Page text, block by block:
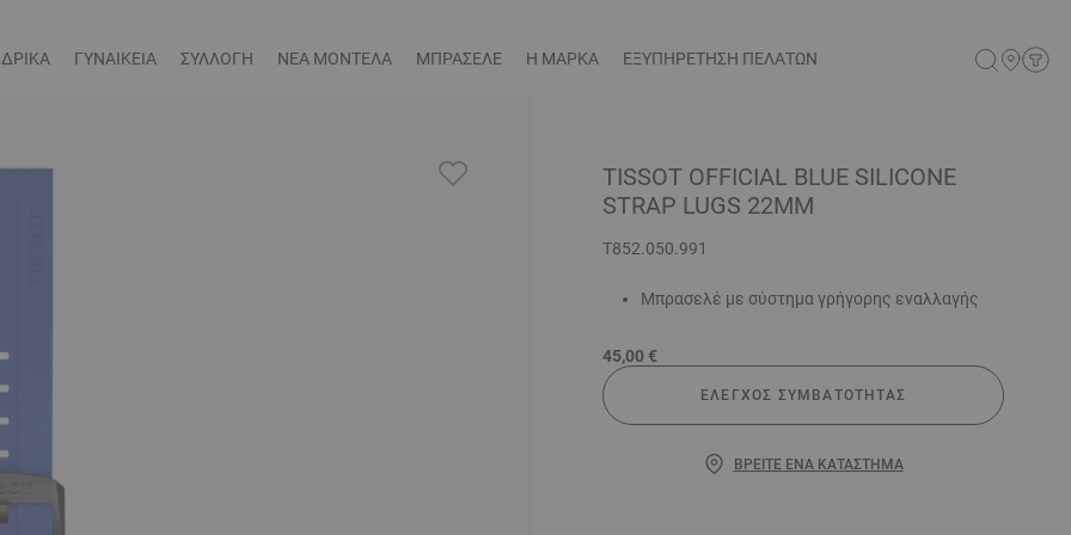
ΓΥΝΑΙΚΕΙΑ ΣΥΛΛΟΓΗ ΝΕΑ ΜΟΝΤΕΛΑ ΜΠΡΑΣΕΛΕ Η ΜΑΡΚΑ ΕΞΥΠΗΡΕΤΗΣΗ ΠΕΛΑΤΩΝ
TISSOT OFFICIAL BLUE SILICONE
STRAP LUGS 22MM
T852.050.991
Μπρασελέ με σύστημα γρήγορης εναλλαγής
45,00 €
ΈΛΕΓΧΟΣ ΣΥΜΒΑΤΌΤΗΤΑΣ
ΒΡΕΊΤΕ ΈΝΑ ΚΑΤΆΣΤΗΜΑ